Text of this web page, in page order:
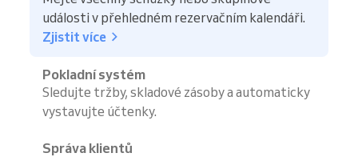
události v přehledném rezervačním kalendáři.
Zjistit více
Pokladní systém
Sledujte tržby, skladové zásoby a automaticky
vystavujte účtenky.
Správa klientů